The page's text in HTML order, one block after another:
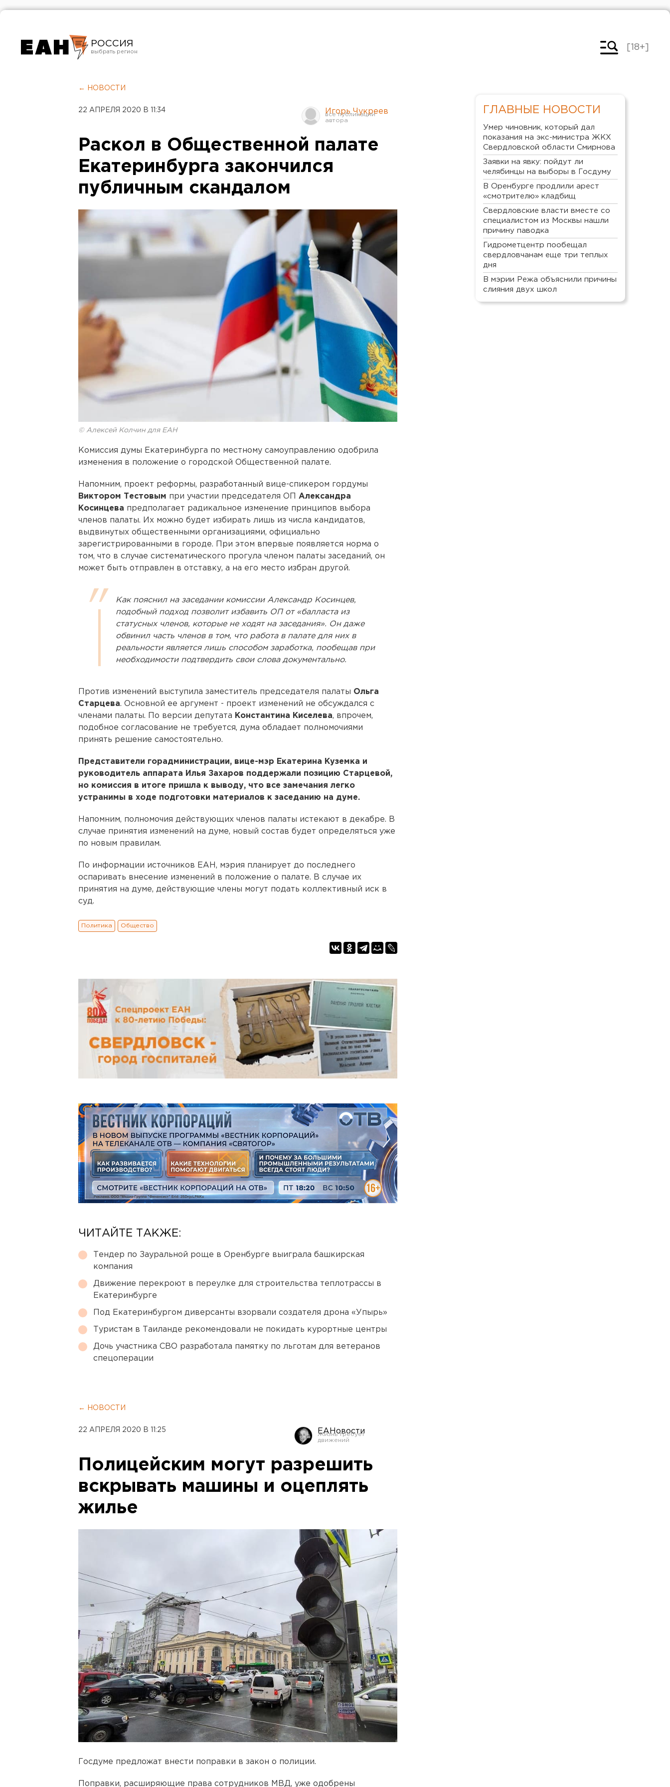
РОССИЯ
Челябинск
[18+]
← НОВОСТИ
22 АПРЕЛЯ 2020 В 11:34 Игорь Чукреев
Раскол в Общественной палате
Екатеринбурга закончился
публичным скандалом
© Алексей Колчин для ЕАН
Комиссия думы Екатеринбурга по местному самоуправлению одобрила
изменения в положение о городской Общественной палате.
Напомним, проект реформы, разработанный вице-спикером гордумы
Виктором Тестовым при участии председателя ОП Александра
Косинцева предполагает радикальное изменение принципов выбора
членов палаты. Их можно будет избирать лишь из числа кандидатов,
выдвинутых общественными организациями, официально
зарегистрированными в городе. При этом впервые появляется норма о
том, что в случае систематического прогула членом палаты заседаний, он
может быть отправлен в отставку, а на его место избран другой.
Как пояснил на заседании комиссии Александр Косинцев,
подобный подход позволит избавить ОП от «балласта из
статусных членов, которые не ходят на заседания». Он даже
обвинил часть членов в том, что работа в палате для них в
реальности является лишь способом заработка, пообещав при
необходимости подтвердить свои слова документально.
Против изменений выступила заместитель председателя палаты Ольга
Старцева. Основной ее аргумент - проект изменений не обсуждался с
членами палаты. По версии депутата Константина Киселева, впрочем,
подобное согласование не требуется, дума обладает полномочиями
принять решение самостоятельно.
Представители горадминистрации, вице-мэр Екатерина Куземка и
руководитель аппарата Илья Захаров поддержали позицию Старцевой,
но комиссия в итоге пришла к выводу, что все замечания легко
устранимы в ходе подготовки материалов к заседанию на думе.
Напомним, полномочия действующих членов палаты истекают в декабре. В
случае принятия изменений на думе, новый состав будет определяться уже
по новым правилам.
По информации источников ЕАН, мэрия планирует до последнего
оспаривать внесение изменений в положение о палате. В случае их
принятия на думе, действующие члены могут подать коллективный иск в
суд.
Политика Общество
ЧИТАЙТЕ ТАКЖЕ:
Тендер по Зауральной роще в Оренбурге выиграла башкирская
компания
Движение перекроют в переулке для строительства теплотрассы в
Екатеринбурге
Под Екатеринбургом диверсанты взорвали создателя дрона «Упырь»
Туристам в Таиланде рекомендовали не покидать курортные центры
Дочь участника СВО разработала памятку по льготам для ветеранов
спецоперации
← НОВОСТИ
22 АПРЕЛЯ 2020 В 11:25 ЕАНовости
Полицейским могут разрешить
вскрывать машины и оцеплять
жилье
Госдуме предложат внести поправки в закон о полиции.
Поправки, расширяющие права сотрудников МВД, уже одобрены
ГЛАВНЫЕ НОВОСТИ
Умер чиновник, который дал
показания на экс-министра ЖКХ
Свердловской области Смирнова
Заявки на явку: пойдут ли
челябинцы на выборы в Госдуму
В Оренбурге продлили арест
«смотрителю» кладбищ
Свердловские власти вместе со
специалистом из Москвы нашли
причину паводка
Гидрометцентр пообещал
свердловчанам еще три теплых
дня
В мэрии Режа объяснили причины
слияния двух школ